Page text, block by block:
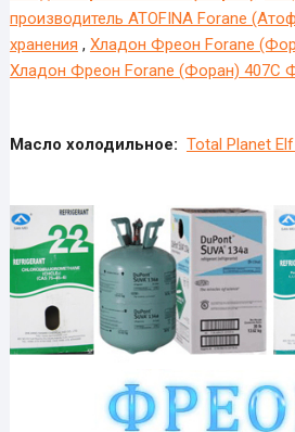
производитель ATOFINA Forane
хранения , Хладон Фреон Forane
Хладон Фреон Forane (Форан) 407C
Масло холодильное: Total Planet